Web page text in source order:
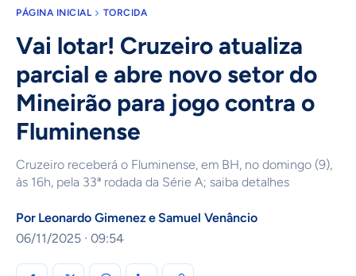
PÁGINA INICIAL TORCIDA
Vai lotar! Cruzeiro atualiza
parcial e abre novo setor do
Mineirão para jogo contra o
Fluminense
Cruzeiro receberá o Fluminense, em BH, no domingo (9),
às 16h, pela 33ª rodada da Série A; saiba detalhes
Por Leonardo Gimeneze Samuel Venâncio
06/11/2025 · 09:54